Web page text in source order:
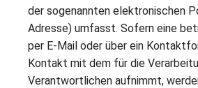
der sogenannten elektronischen
Adresse) umfasst. Sofern eine
per E-Mail oder über ein
Kontakt mit dem für die
Verantwortlichen aufnimmt,